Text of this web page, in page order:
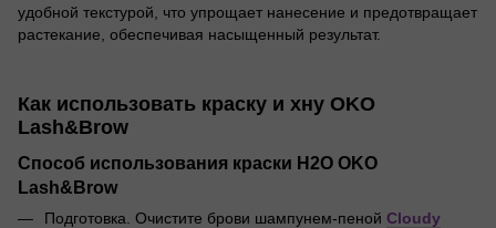
удобной текстурой, что упрощает нанесение и предотвращает
растекание, обеспечивая насыщенный результат.
Как использовать краску и хну OKO
Lash&Brow
Способ использования краски H2O OKO
Lash&Brow
Подготовка. Очистите брови шампунем-пеной Cloudy